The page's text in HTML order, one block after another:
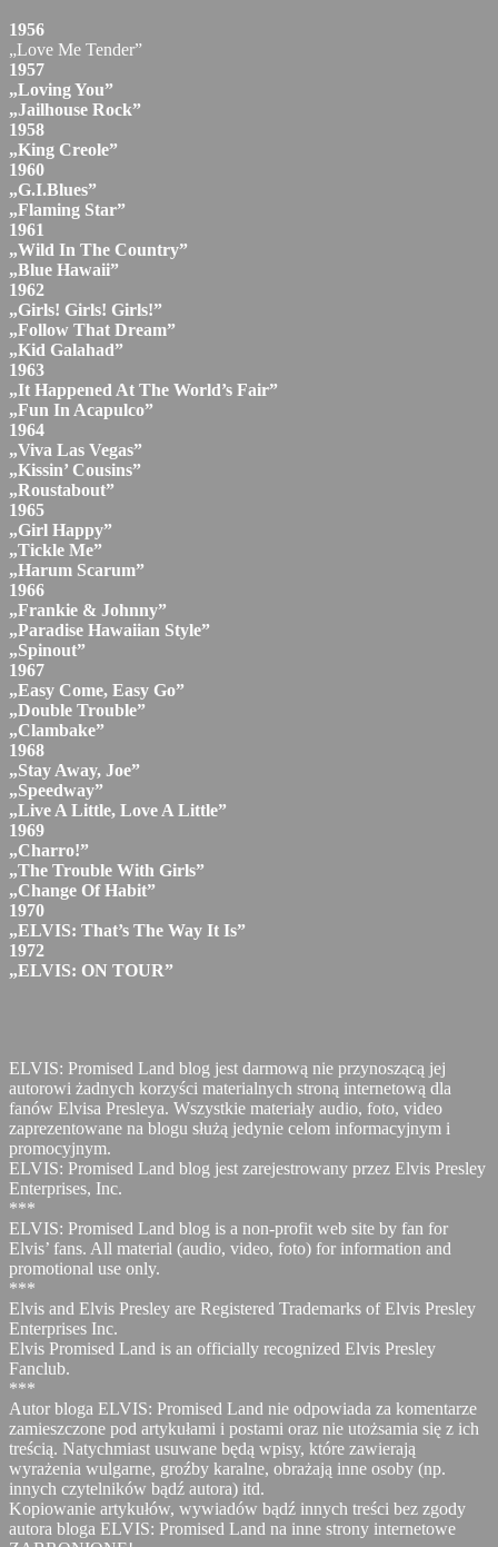
1956
„Love Me Tender”
1957
„Loving You”
„Jailhouse Rock”
1958
„King Creole”
1960
„G.I.Blues”
„Flaming Star”
1961
„Wild In The Country”
„Blue Hawaii”
1962
„Girls! Girls! Girls!”
„Follow That Dream”
„Kid Galahad”
1963
„It Happened At The World’s Fair”
„Fun In Acapulco”
1964
„Viva Las Vegas”
„Kissin’ Cousins”
„Roustabout”
1965
„Girl Happy”
„Tickle Me”
„Harum Scarum”
1966
„Frankie & Johnny”
„Paradise Hawaiian Style”
„Spinout”
1967
„Easy Come, Easy Go”
„Double Trouble”
„Clambake”
1968
„Stay Away, Joe”
„Speedway”
„Live A Little, Love A Little”
1969
„Charro!”
„The Trouble With Girls”
„Change Of Habit”
1970
„ELVIS: That’s The Way It Is”
1972
„ELVIS: ON TOUR”
ELVIS: Promised Land blog jest darmową nie przynoszącą jej
autorowi żadnych korzyści materialnych stroną internetową dla
fanów Elvisa Presleya. Wszystkie materiały audio, foto, video
zaprezentowane na blogu służą jedynie celom informacyjnym i
promocyjnym.
ELVIS: Promised Land blog jest zarejestrowany przez Elvis Presley
Enterprises, Inc.
***
ELVIS: Promised Land blog is a non-profit web site by fan for
Elvis’ fans. All material (audio, video, foto) for information and
promotional use only.
***
Elvis and Elvis Presley are Registered Trademarks of Elvis Presley
Enterprises Inc.
Elvis Promised Land is an officially recognized Elvis Presley
Fanclub.
***
Autor bloga ELVIS: Promised Land nie odpowiada za komentarze
zamieszczone pod artykułami i postami oraz nie utożsamia się z ich
treścią. Natychmiast usuwane będą wpisy, które zawierają
wyrażenia wulgarne, groźby karalne, obrażają inne osoby (np.
innych czytelników bądź autora) itd.
Kopiowanie artykułów, wywiadów bądź innych treści bez zgody
autora bloga ELVIS: Promised Land na inne strony internetowe